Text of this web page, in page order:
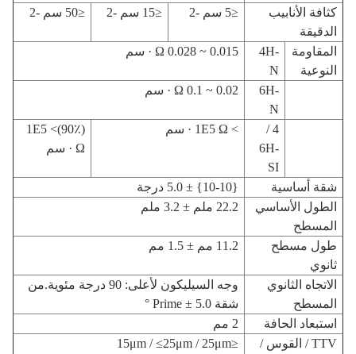
كثافة الأنابيب
الدقيقة
≤5 سم -2 ≤15 سم -2 ≤50 سم -2
المقاومة
النوعية
4H-
N
0.015 ~ 0.028 Ω · سم
6H-
N
0.02 ~ 0.1 Ω · سم
4 /
6H-
SI
> 1E5 Ω · سم
(90٪)> 1E5
Ω · سم
شقة أساسية
{10-10} ± 5.0 درجة
الطول الأساسي
المسطح
22.2 ملم ± 3.2 ملم
طول مسطح
ثانوي
11.2 مم ± 1.5 مم
الاتجاه الثانوي
المسطح
وجه السيليكون لأعلى: 90 درجة مئوية.من
شقة Prime ± 5.0 °
استبعاد الحافة
2 مم
TTV / القوس /
≤15μm / ≤25μm / 25μm